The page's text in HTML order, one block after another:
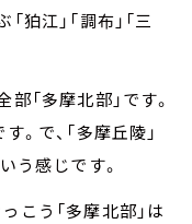
狛江」「調布」「三
「多摩北部」です。
。で、「多摩丘陵」
う感じです。
こう「多摩北部」は